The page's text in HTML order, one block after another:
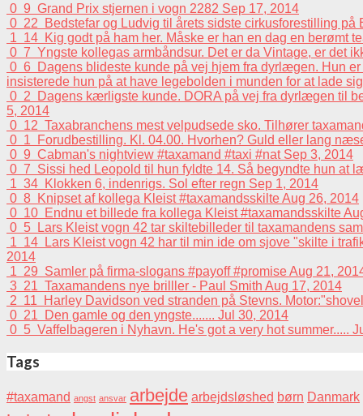
0 9 Grand Prix stjernen i vogn 2282 Sep 17, 2014
0 22
Bedstefar og Ludvig til årets sidste cirkusforestilling
1 14 Kig godt på ham her. Måske er han en dag en berømt
0 7 Yngste kollegas armbåndsur. Det er da Vintage, er det
0 6 Dagens blideste kunde på vej hjem fra dyrlægen. Hun
insisterede hun på at have legebolden i munden for at lade
0 2
Dagens kærligste kunde. DORA på vej fra dyrlægen til
5, 2014
0 12 Taxabranchens mest velpudsede sko. Tilhører
0 1
Forudbestilling. Kl. 04.00. Hvorhen? Guld eller lang
0 9 Cabman's nightview #taxamand #taxi #nat Sep 3, 2014
0 7 Sissi hed Leopold til hun fyldte 14. Så begyndte hun at
1 34 Klokken 6, indenrigs. Sol efter regn Sep 1, 2014
0 8 Knipset af kollega Kleist #taxamandsskilteAug 26, 2014
0 10 Endnu et billede fra kollega Kleist #taxamandsskilte
0 5
Lars Kleist vogn 42 tar skiltebilleder til taxamandens
1 14
Lars Kleist vogn 42 har til min ide om sjove "skilte i
2014
1 29 Samler på firma-slogans #payoff #promiseAug 21,
3 21 Taxamandens nye brilller - Paul Smith Aug 17, 2014
2 11
Harley Davidson ved stranden på Stevns.
0 21 Den gamle og den yngste....... Jul 30, 2014
0 5 Vaffelbageren i Nyhavn. He's got a very hot summer.....
Tags
#taxamand angst ansvar arbejde arbejdsløshed børn Danmark